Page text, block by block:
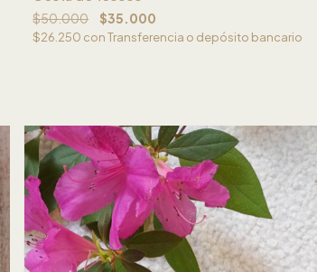
$50.000 $35.000
$26.250 con Transferencia o depósito bancario